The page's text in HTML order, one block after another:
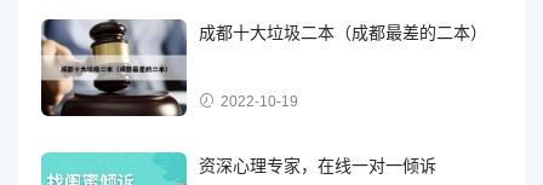
成都十大垃圾二本（成都最差的二本）
2022-10-19
资深心理专家，在线一对一倾诉